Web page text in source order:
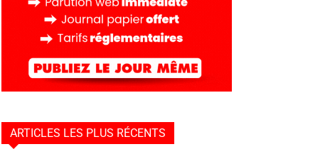
ARTICLES LES PLUS RÉCENTS